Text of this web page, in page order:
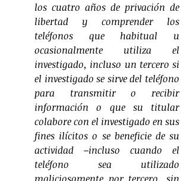
los cuatro años de privación de
libertad y comprender los
teléfonos que habitual u
ocasionalmente utiliza el
investigado, incluso un tercero si
el investigado se sirve del teléfono
para transmitir o recibir
información o que su titular
colabore con el investigado en sus
fines ilícitos o se beneficie de su
actividad –incluso cuando el
teléfono sea utilizado